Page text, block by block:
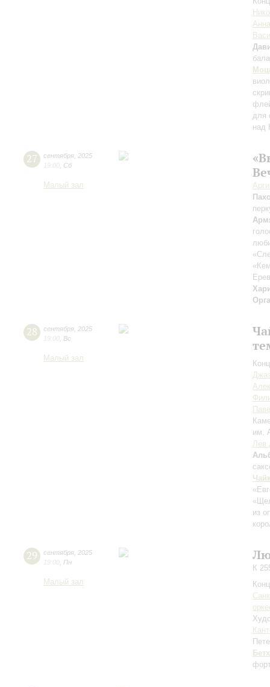
для
над
27 сентября 2025
19:00 Сб
Малый зал
28 сентября 2025
19:00 Вс
Малый зал
им.
Лев
из
29 сентября 2025
19:00 Пн
Малый зал
К